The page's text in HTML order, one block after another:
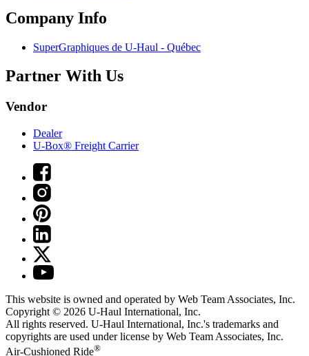
Company Info
SuperGraphiques de U-Haul - Québec
Partner With Us
Vendor
Dealer
U-Box® Freight Carrier
This website is owned and operated by Web Team Associates, Inc.
Copyright © 2026 U-Haul International, Inc.
All rights reserved. U-Haul International, Inc.'s trademarks and
copyrights are used under license by Web Team Associates, Inc.
Air-Cushioned Ride®